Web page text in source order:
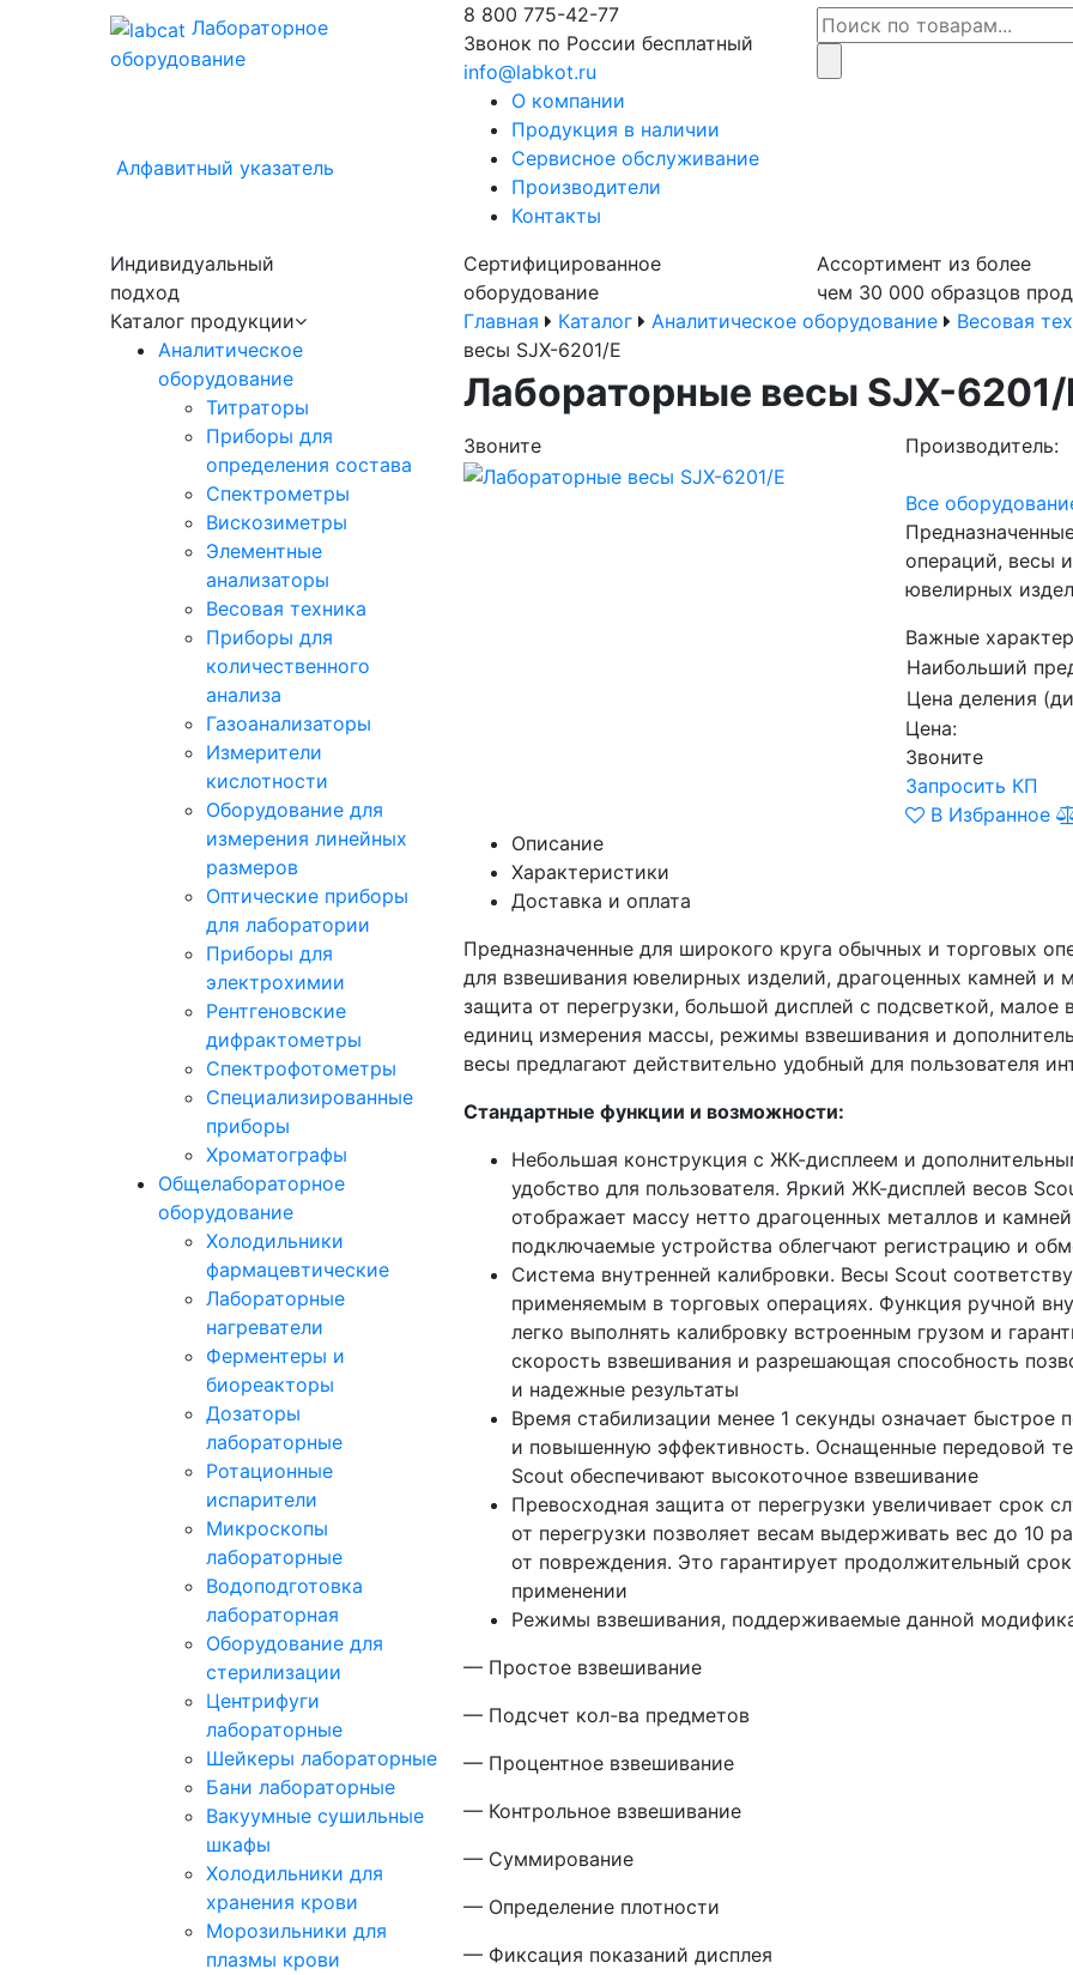
Лабораторное
оборудование
8 800 775-42-77
Звонок по России бесплатный
info@labkot.ru
Алфавитный указатель
О компании
Продукция в наличии
Сервисное обслуживание
Производители
Контакты
Индивидуальный
подход
Сертифицированное
оборудование
Ассортимент из более
чем 30 000 образцов
Каталог продукции
Аналитическое
оборудование
Титраторы
Приборы для
определения состава
Спектрометры
Вискозиметры
Элементные
анализаторы
Весовая техника
Приборы для
количественного
анализа
Газоанализаторы
Измерители
кислотности
Оборудование для
измерения линейных
размеров
Оптические приборы
для лаборатории
Приборы для
электрохимии
Рентгеновские
дифрактометры
Спектрофотометры
Специализированные
приборы
Хроматографы
Общелабораторное
оборудование
Холодильники
фармацевтические
Лабораторные
нагреватели
Ферментеры и
биореакторы
Дозаторы
лабораторные
Ротационные
испарители
Микроскопы
лабораторные
Водоподготовка
лабораторная
Оборудование для
стерилизации
Центрифуги
лабораторные
Шейкеры лабораторные
Бани лабораторные
Вакуумные сушильные
шкафы
Холодильники для
хранения крови
Морозильники для
плазмы крови
Главная Каталог Аналитическое оборудование Весовая
весы SJX-6201/E
Лабораторные весы SJX-6201/
Звоните Производитель:
Все
операций, весы
ювелирных
Важные
Наибольший
Цена деления
Цена:
Звоните
Запросить КП
В Избранное
Описание
Характеристики
Доставка и оплата
Предназначенные для широкого круга обычных и торговых
для взвешивания ювелирных изделий, драгоценных камней и
защита от перегрузки, большой дисплей с подсветкой,
единиц измерения массы, режимы взвешивания и
весы предлагают действительно удобный для пользователя
Стандартные функции и возможности:
Небольшая конструкция с ЖК-дисплеем и
удобство для пользователя. Яркий ЖК-дисплей весов
отображает массу нетто драгоценных металлов и
подключаемые устройства облегчают регистрацию и
Система внутренней калибровки. Весы Scout
применяемым в торговых операциях. Функция ручной
легко выполнять калибровку встроенным грузом и
скорость взвешивания и разрешающая способность
и надежные результаты
Время стабилизации менее 1 секунды означает быстрое
и повышенную эффективность. Оснащенные передовой
Scout обеспечивают высокоточное взвешивание
Превосходная защита от перегрузки увеличивает срок
от перегрузки позволяет весам выдерживать вес до 10
от повреждения. Это гарантирует продолжительный
применении
Режимы взвешивания, поддерживаемые данной
— Простое взвешивание
— Подсчет кол-ва предметов
— Процентное взвешивание
— Контрольное взвешивание
— Суммирование
— Определение плотности
— Фиксация показаний дисплея